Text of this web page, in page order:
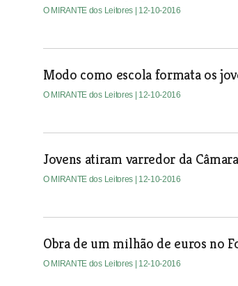
O MIRANTE dos Leitores | 12-10-2016
Modo como escola formata os
O MIRANTE dos Leitores | 12-10-2016
Jovens atiram varredor da
O MIRANTE dos Leitores | 12-10-2016
Obra de um milhão de euros no
O MIRANTE dos Leitores | 12-10-2016